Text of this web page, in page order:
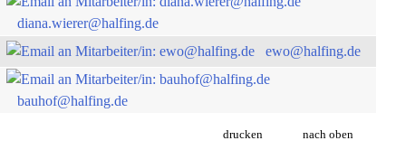
diana.wierer@halfing.de
ewo@halfing.de
bauhof@halfing.de
drucken nach oben